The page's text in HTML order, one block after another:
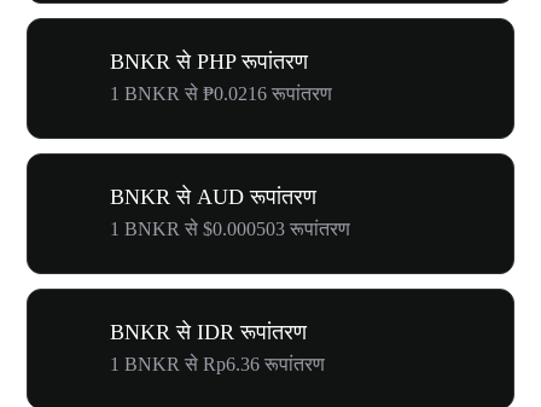
BNKR से PHP रूपांतरण
1 BNKR से ₱0.0216 रूपांतरण
BNKR से AUD रूपांतरण
1 BNKR से $0.000503 रूपांतरण
BNKR से IDR रूपांतरण
1 BNKR से Rp6.36 रूपांतरण